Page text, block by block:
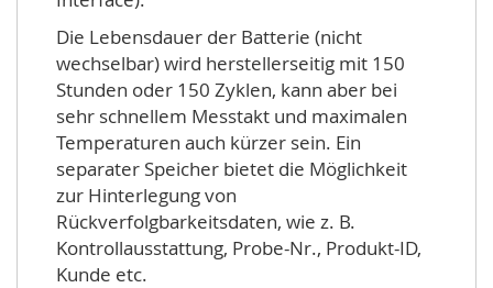
Die Lebensdauer der Batterie (nicht
wechselbar) wird herstellerseitig mit 150
Stunden oder 150 Zyklen, kann aber bei
sehr schnellem Messtakt und maximalen
Temperaturen auch kürzer sein. Ein
separater Speicher bietet die Möglichkeit
zur Hinterlegung von
Rückverfolgbarkeitsdaten, wie z. B.
Kontrollausstattung, Probe-Nr., Produkt-ID,
Kunde etc.